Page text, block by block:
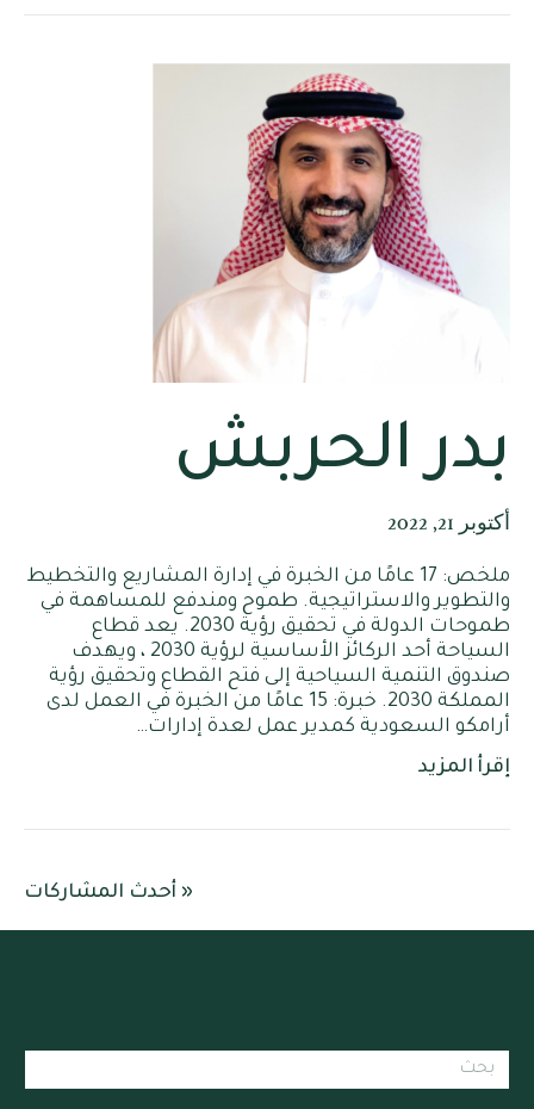
بدر الحربش
أكتوبر 21, 2022
ملخص: 17 عامًا من الخبرة في إدارة المشاريع والتخطيط
والتطوير والاستراتيجية. طموح ومندفع للمساهمة في
طموحات الدولة في تحقيق رؤية 2030. يعد قطاع
السياحة أحد الركائز الأساسية لرؤية 2030 ، ويهدف
صندوق التنمية السياحية إلى فتح القطاع وتحقيق رؤية
المملكة 2030. خبرة: 15 عامًا من الخبرة في العمل لدى
أرامكو السعودية كمدير عمل لعدة إدارات…
إقرأ المزيد
« أحدث المشاركات